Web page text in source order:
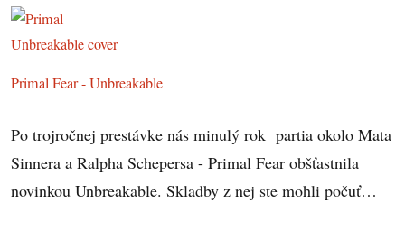
Primal Fear - Unbreakable
Po trojročnej prestávke nás minulý rok partia okolo Mata
Sinnera a Ralpha Schepersa - Primal Fear obšťastnila
novinkou Unbreakable. Skladby z nej ste mohli počuť…